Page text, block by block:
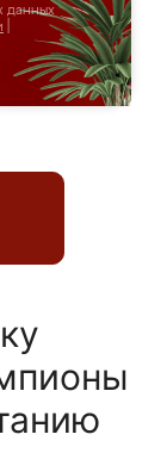
данных